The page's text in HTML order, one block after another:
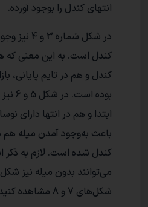
انتهای کندل را بوجود آورده.
در شکل
کندل است. به این معنی که
کندل و هم در تایم پایانی،
بوده
ابتدا و هم در انتها دارای
باعث به‌وجود آمدن میله هم
کندل شده است. لازم به ذکر
می‌توانند بدون میله نیز شکل
شکل‌های 7 و 8 مشاهده کنید.